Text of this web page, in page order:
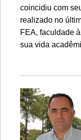
coincidiu com
realizado no
FEA, faculdade
sua vida